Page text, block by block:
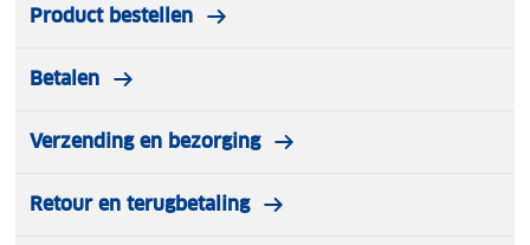
Product bestellen
Betalen
Verzending en bezorging
Retour en terugbetaling